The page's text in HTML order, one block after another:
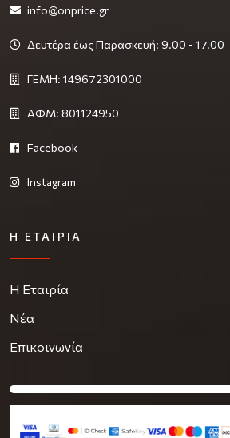
info@onprice.gr
Δευτέρα έως Παρασκευή: 9.00 - 17.00
ΓΕΜΗ: 149672301000
ΑΦΜ: 801124950
Facebook
Instagram
Η ΕΤΑΙΡΊΑ
Η Εταιρία
Νέα
Επικοινωνία